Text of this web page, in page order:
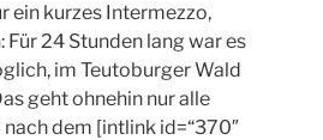
ein kurzes Intermezzo,
24 Stunden lang war es
im Teutoburger Wald
geht ohnehin nur alle
nach dem [intlink id=“370″